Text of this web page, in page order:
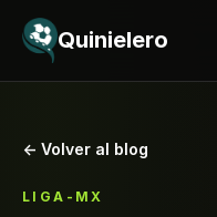
Saltar al contenido
Quinielero
← Volver al blog
LIGA-MX